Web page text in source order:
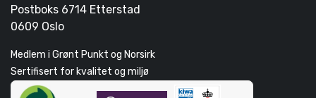
Postboks 6714 Etterstad
0609 Oslo
Medlem i Grønt Punkt og Norsirk
Sertifisert for kvalitet og miljø